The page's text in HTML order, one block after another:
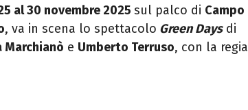
al 30 novembre 2025 sul palco di Campo
, va in scena lo spettacolo Green Daysdi
Marchianò e Umberto Terruso, con la regia